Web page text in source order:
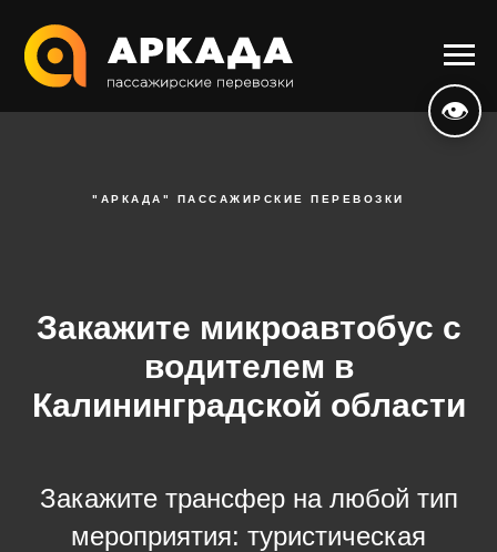
"АРКАДА" ПАССАЖИРСКИЕ ПЕРЕВОЗКИ
Закажите микроавтобус с
водителем в
Калининградской области
Закажите трансфер на любой тип
мероприятия: туристическая
👁